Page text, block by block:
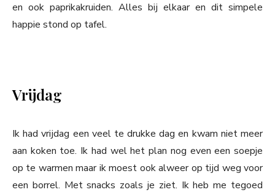
en ook paprikakruiden. Alles bij elkaar en dit simpele
happie stond op tafel.
Vrijdag
Ik had vrijdag een veel te drukke dag en kwam niet meer
aan koken toe. Ik had wel het plan nog even een soepje
op te warmen maar ik moest ook alweer op tijd weg voor
een borrel. Met snacks zoals je ziet. Ik heb me tegoed